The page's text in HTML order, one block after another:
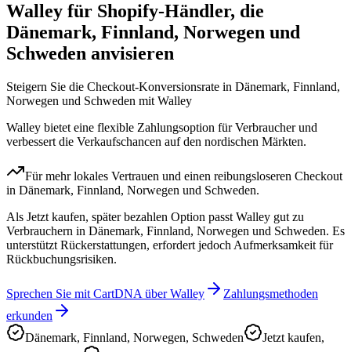
Walley für Shopify-Händler, die
Dänemark, Finnland, Norwegen und
Schweden anvisieren
Steigern Sie die Checkout-Konversionsrate in Dänemark, Finnland,
Norwegen und Schweden mit Walley
Walley bietet eine flexible Zahlungsoption für Verbraucher und
verbessert die Verkaufschancen auf den nordischen Märkten.
Für mehr lokales Vertrauen und einen reibungsloseren Checkout
in Dänemark, Finnland, Norwegen und Schweden.
Als Jetzt kaufen, später bezahlen Option passt Walley gut zu
Verbrauchern in Dänemark, Finnland, Norwegen und Schweden. Es
unterstützt Rückerstattungen, erfordert jedoch Aufmerksamkeit für
Rückbuchungsrisiken.
Sprechen Sie mit CartDNA über Walley
Zahlungsmethoden
erkunden
Dänemark, Finnland, Norwegen, Schweden
Jetzt kaufen,